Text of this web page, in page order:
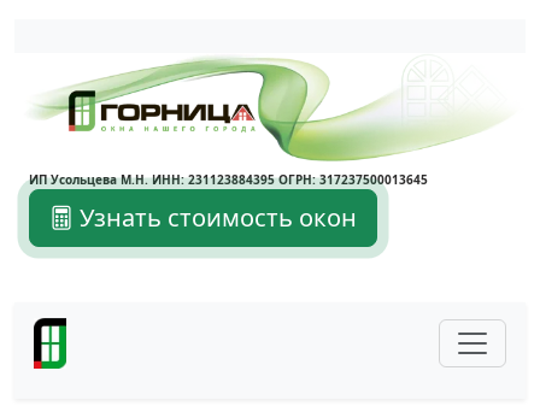
Написать в Max
Написать в Telegram
ИП Усольцева М.Н. ИНН: 231123884395 ОГРН: 317237500013645
Узнать стоимость окон